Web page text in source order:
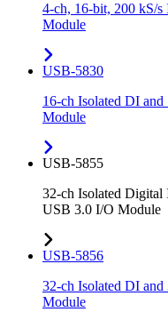
4-ch, 16-bit, 200 kS/
Module
USB-5830
16-ch Isolated DI
Module
USB-5855
32-ch Isolated Digital
USB 3.0 I/O Module
USB-5856
32-ch Isolated DI
Module